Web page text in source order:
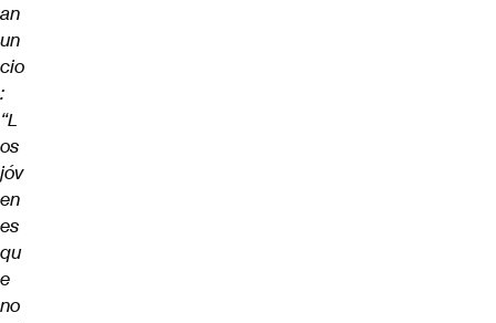
an
un
cio
:
“L
os
jóv
en
es
qu
e
no